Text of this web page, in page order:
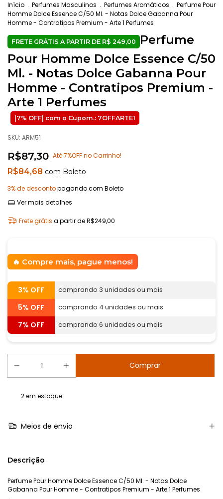
Início . Perfumes Masculinos . Perfumes Aromáticos . Perfume Pour
Homme Dolce Essence C/50 Ml. - Notas Dolce Gabanna Pour
Homme - Contratipos Premium - Arte 1 Perfumes
Perfume
Pour Homme Dolce Essence C/50
Ml. - Notas Dolce Gabanna Pour
Homme - Contratipos Premium -
Arte 1 Perfumes
SKU: ARM51
R$87,30 Até 7%OFF no Carrinho!
R$84,68 com Boleto
3% de descontopagando com Boleto
Ver mais detalhes
Frete grátis a partir deR$249,00
Compre mais, pague menos!
3% OFF comprando 3 unidades ou mais
5% OFF comprando 4 unidades ou mais
7% OFF comprando 6 unidades ou mais
2em estoque
Meios de envio
Descrição
Perfume Pour Homme Dolce Essence C/50 Ml. - Notas Dolce
Gabanna Pour Homme - Contratipos Premium - Arte 1 Perfumes